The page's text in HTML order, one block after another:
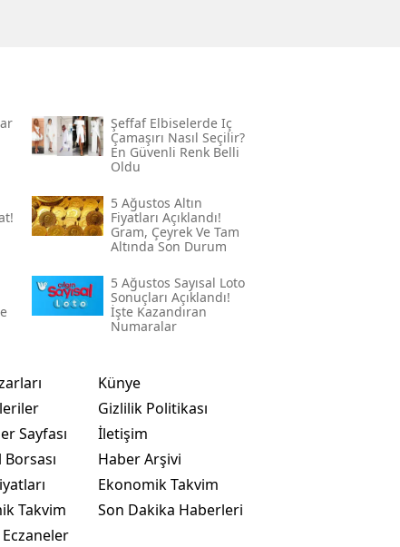
Şeffaf Elbiselerde Iç
Çamaşırı Nasıl Seçilir?
En Güvenli Renk Belli
Oldu
5 Ağustos Altın
Fiyatları Açıklandı!
Gram, Çeyrek Ve Tam
Altında Son Durum
5 Ağustos Sayısal Loto
Sonuçları Açıklandı!
İşte Kazandıran
Numaralar
Sayfası
Takvim
Künye
Gizlilik Politikası
İletişim
Haber Arşivi
Ekonomik Takvim
Son Dakika Haberleri